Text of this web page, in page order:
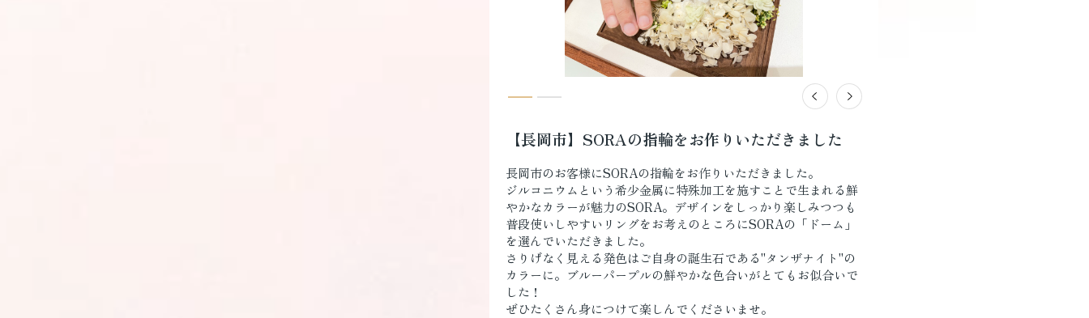
【長岡市】SORAの指輪をお作りいただきました
長岡市のお客様にSORAの指輪をお作りいただきました。
ジルコニウムという希少金属に特殊加工を施すことで生まれる鮮
やかなカラーが魅力のSORA。デザインをしっかり楽しみつつも
普段使いしやすいリングをお考えのところにSORAの「ドーム」
を選んでいただきました。
さりげなく見える発色はご自身の誕生石である"タンザナイト"の
カラーに。ブルーパープルの鮮やかな色合いがとてもお似合いで
した！
ぜひたくさん身につけて楽しんでくださいませ。